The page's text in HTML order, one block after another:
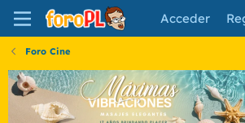
Acceder
Foro Cine